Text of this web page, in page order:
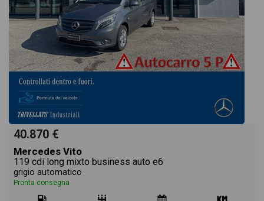
40.870 €
Mercedes Vito
119 cdi long mixto business auto e6
grigio automatico
Pronta consegna